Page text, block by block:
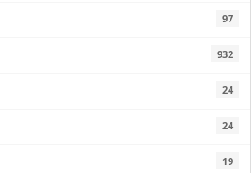
97
932
24
24
19